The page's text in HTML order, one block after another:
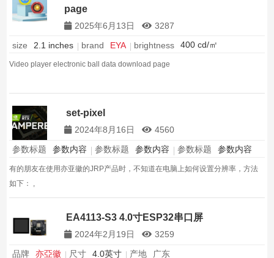
page
2025年6月13日 3287
size 2.1 inches brand EYA brightness 400 cd/㎡
Video player electronic ball data download page
set-pixel
2024年8月16日 4560
参数标题 参数内容 参数标题 参数内容 参数标题 参数内容
有的朋友在使用亦亚徽的JRP产品时，不知道在电脑上如何设置分辨率，方法
如下： ,
EA4113-S3 4.0寸ESP32串口屏
2024年2月19日 3259
品牌 亦亞徽 尺寸 4.0英寸 产地 广东